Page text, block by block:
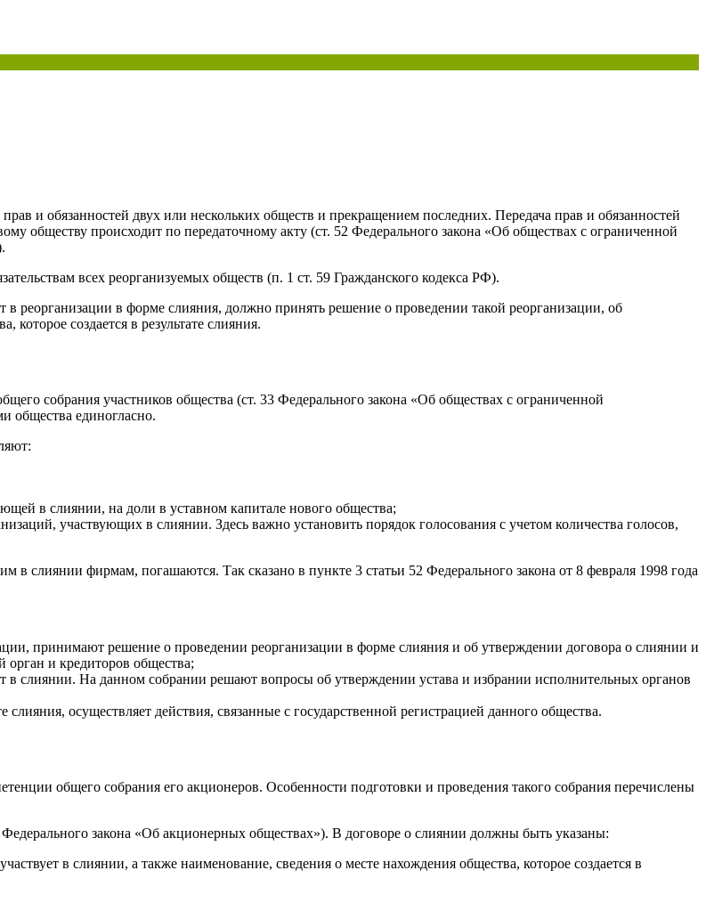
и обязанностей двух или нескольких обществ и прекращением последних. Передача прав и обязанностей
обществу происходит по передаточному акту (ст. 52 Федерального закона «Об обществах с ограниченной
всех реорганизуемых обществ (п. 1 ст. 59 Гражданского кодекса РФ).
в реорганизации в форме слияния, должно принять решение о проведении такой реорганизации, об
которое создается в результате слияния.
собрания участников общества (ст. 33 Федерального закона «Об обществах с ограниченной
общества единогласно.
в слиянии, на доли в уставном капитале нового общества;
участвующих в слиянии. Здесь важно установить порядок голосования с учетом количества голосов,
слиянии фирмам, погашаются. Так сказано в пункте 3 статьи 52 Федерального закона от 8 февраля 1998 года
принимают решение о проведении реорганизации в форме слияния и об утверждении договора о слиянии и
орган и кредиторов общества;
в слиянии. На данном собрании решают вопросы об утверждении устава и избрании исполнительных органов
осуществляет действия, связанные с государственной регистрацией данного общества.
общего собрания его акционеров. Особенности подготовки и проведения такого собрания перечислены
закона «Об акционерных обществах»). В договоре о слиянии должны быть указаны:
в слиянии, а также наименование, сведения о месте нахождения общества, которое создается в